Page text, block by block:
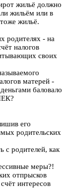
жильё должно
жильём или в
жильё.
родителях - на
налогов
своих
матерей -
баловало
его
родительских
с родителей, как
меры?!
отпрысков
интересов